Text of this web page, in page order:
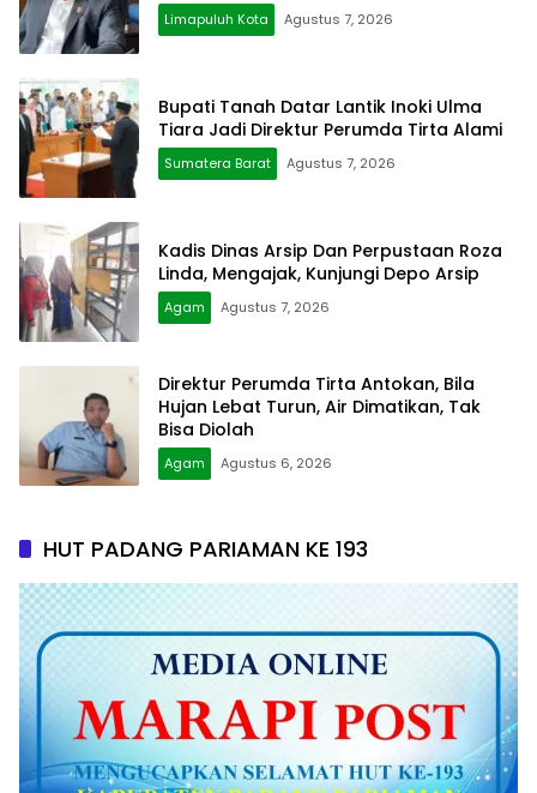
Limapuluh Kota Agustus 7, 2026
Bupati Tanah Datar Lantik Inoki Ulma
Tiara Jadi Direktur Perumda Tirta Alami
Sumatera Barat Agustus 7, 2026
Kadis Dinas Arsip Dan Perpustaan Roza
Linda, Mengajak, Kunjungi Depo Arsip
Agam Agustus 7, 2026
Direktur Perumda Tirta Antokan, Bila
Hujan Lebat Turun, Air Dimatikan, Tak
Bisa Diolah
Agam Agustus 6, 2026
HUT PADANG PARIAMAN KE 193